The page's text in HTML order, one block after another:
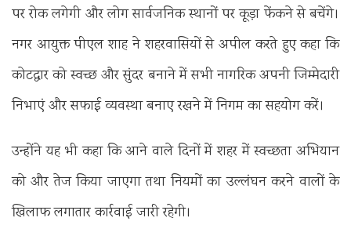
पर रोक लगेगी और लोग सार्वजनिक स्थानों पर कूड़ा फेंकने से बचेंगे।
नगर आयुक्त पीएल शाह ने शहरवासियों से अपील करते हुए कहा कि
कोटद्वार को स्वच्छ और सुंदर बनाने में सभी नागरिक अपनी जिम्मेदारी
निभाएं और सफाई व्यवस्था बनाए रखने में निगम का सहयोग करें।
उन्होंने यह भी कहा कि आने वाले दिनों में शहर में स्वच्छता अभियान
को और तेज किया जाएगा तथा नियमों का उल्लंघन करने वालों के
खिलाफ लगातार कार्रवाई जारी रहेगी।